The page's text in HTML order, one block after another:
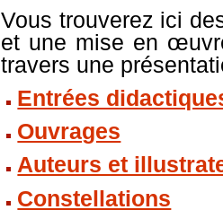
Vous trouverez ici
et une mise en
travers une
Entrées
Ouvrages
Auteurs et
Constellations